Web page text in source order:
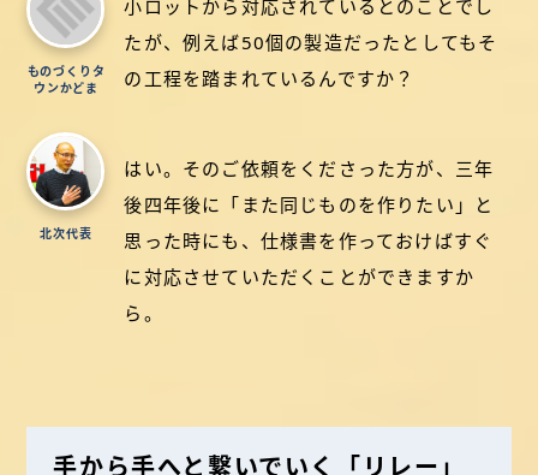
ものづくりタ
ウンかどま
小ロットから対応されているとのことでし
たが、例えば50個の製造だったとしてもそ
の工程を踏まれているんですか？
北次代表
はい。そのご依頼をくださった方が、三年
後四年後に「また同じものを作りたい」と
思った時にも、仕様書を作っておけばすぐ
に対応させていただくことができますか
ら。
手から手へと繋いでいく「リレー」